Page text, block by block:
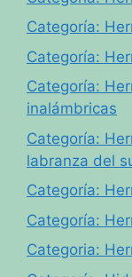
Categoría:
Categoría:
Categoría:
inalámbricas
Categoría:
labranza del
Categoría:
Categoría:
Categoria: